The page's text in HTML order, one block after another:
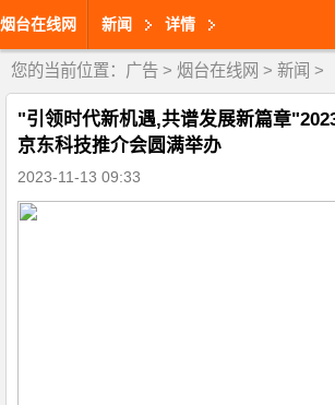
烟台在线网 新闻 详情
您的当前位置： 广告 > 烟台在线网 > 新闻 >
"引领时代新机遇,共谱发展新篇章
京东科技推介会圆满举办
2023-11-13 09:33